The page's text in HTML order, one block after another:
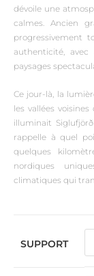
dévoile une
calmes. Ancien
progressivement
authenticité,
paysages
Ce jour-là, la
les vallées
illuminait
rappelle à quel
quelques
nordiques
climatiques qui
SUPPORT